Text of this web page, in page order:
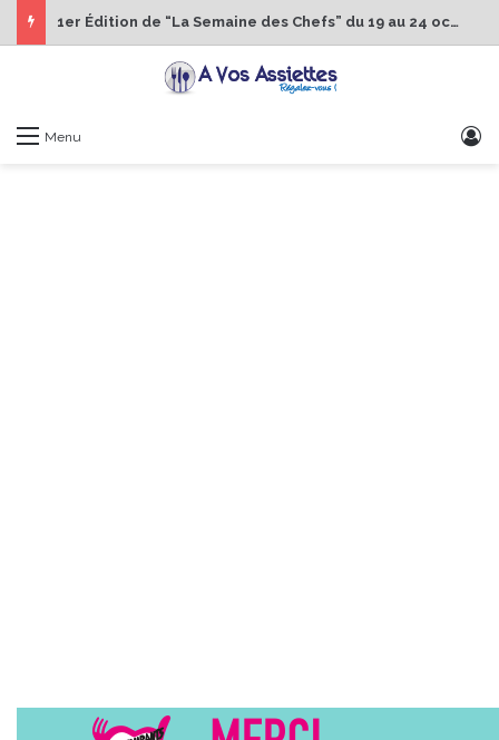
1er Édition de “La Semaine des Chefs” du 19 au 24 octobre 2026
Menu